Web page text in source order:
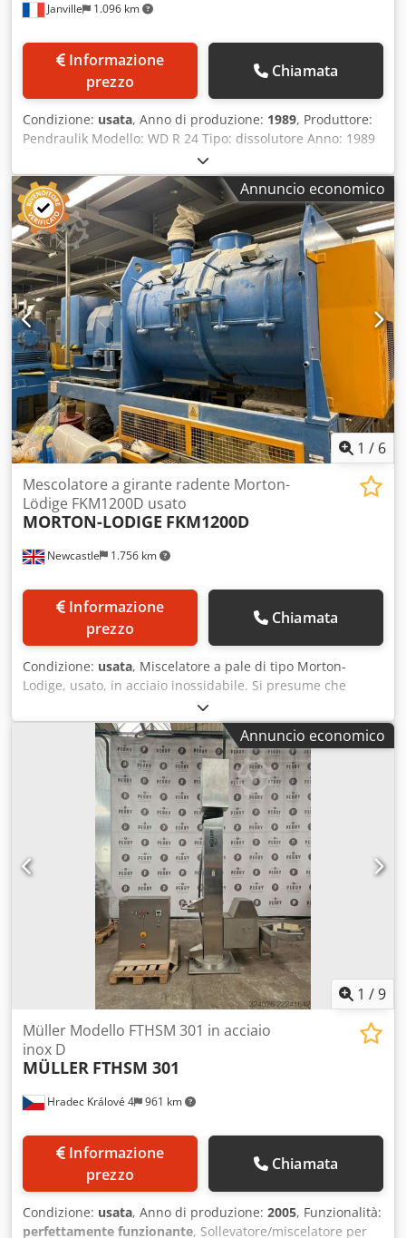
Janville 1.096 km
prezzo
Chiamata
Condizione: usata, Anno di produzione: 1989, Produttore:
Pendraulik Modello: WD R 24 Tipo: dissolutore Anno: 1989
Potenza: 17,5 kW Classe ATEX: (Ex) e G3 Velocità di
miscelazione: 400 – 1500 giri/min Regolazione della
velocità: elettrica Disco di dispersione: Ø 300 mm
Contenitore consigliato: Ø 700 – 1000 mm Montaggio: a
parete o da pavimento Venduto con 1 vasca (ulteriori unità
disponibili su richiesta) Bloccaggio del recipiente: manuale
e meccanico Djdpfozg Nf Hex Abieck Altezza totale: 3520
mm Distanza tra la testa di miscelazione e il pavimento:
250 mm – 1400 mm Dati tecnici disponibili
Annuncio economico
1 / 6
Newcastle 1.756 km
Mescolatore a girante radente Morton-
Lödige FKM1200D usato
MORTON-LODIGE FKM1200D
prezzo
Chiamata
Condizione: usata, Miscelatore a pale di tipo Morton-
Lodige, usato, in acciaio inossidabile. Si presume che
l'unità sia un modello FKM1200D, con una capacità di circa
1200 litri. Le dimensioni dell'unità sono
approssimativamente 1750 mm di lunghezza per 1000 mm
di diametro. L'unità è dotata di pale in acciaio inossidabile
e di (2) semipale in acciaio inossidabile azionate da un
motore/riduttore. L'unità è dotata di una valvola di scarico
inferiore azionata pneumaticamente. È prevista la
possibilità di installare (2) trituratori, ma al momento non
sono presenti. L'unità è montata su un telaio in acciaio al
carbonio. Specifiche tecniche: Dcjdpfxjy Inr De Abiok
Volume della vasca: 1.200 l Materiale di costruzione:
acciaio inossidabile Trituratori (sì/no): no Sistema a vuoto
interno (sì/no): no Camicia di
riscaldamento/raffreddamento (sì/no): no
Annuncio economico
1 /9
Hradec Králové 4 961 km
Müller Modello FTHSM 301 in acciaio
inox D
MÜLLER FTHSM 301
prezzo
Chiamata
Condizione: usata, Anno di produzione: 2005, Funzionalità:
perfettamente funzionante, Sollevatore/miscelatore per